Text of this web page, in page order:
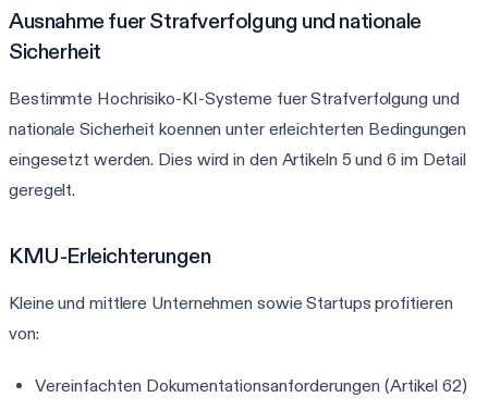
Ausnahme fuer Strafverfolgung und nationale
Sicherheit
Bestimmte Hochrisiko-KI-Systeme fuer Strafverfolgung und
nationale Sicherheit koennen unter erleichterten Bedingungen
eingesetzt werden. Dies wird in den Artikeln 5 und 6 im Detail
geregelt.
KMU-Erleichterungen
Kleine und mittlere Unternehmen sowie Startups profitieren
von:
Vereinfachten Dokumentationsanforderungen (Artikel 62)